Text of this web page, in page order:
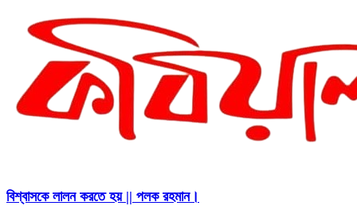
বিশ্বাসকে লালন করতে হয় || পলক রহমান।